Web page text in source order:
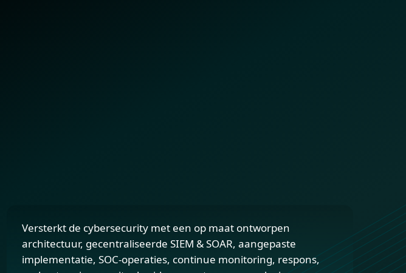
Versterkt de cybersecurity met een op maat ontworpen
architectuur, gecentraliseerde SIEM & SOAR, aangepaste
implementatie, SOC-operaties, continue monitoring, respons,